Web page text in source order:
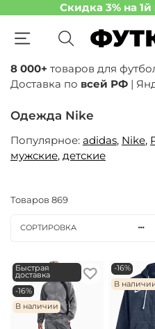
Скидка 3% на 1й
8 000+ товаров для
Доставка по всей РФ |
Одежда Nike
Популярное: adidas, Nike,
мужские, детские
Товаров 869
СОРТИРОВКА
Быстрая
доставка
-16%
В наличии
-16%
В